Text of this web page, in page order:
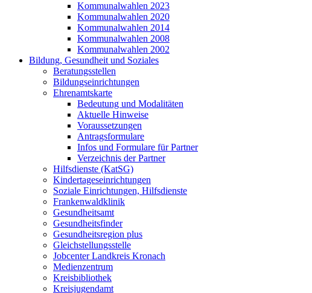
Kommunalwahlen 2023
Kommunalwahlen 2020
Kommunalwahlen 2014
Kommunalwahlen 2008
Kommunalwahlen 2002
Bildung, Gesundheit und Soziales
Beratungsstellen
Bildungseinrichtungen
Ehrenamtskarte
Bedeutung und Modalitäten
Aktuelle Hinweise
Voraussetzungen
Antragsformulare
Infos und Formulare für Partner
Verzeichnis der Partner
Hilfsdienste (KatSG)
Kindertageseinrichtungen
Soziale Einrichtungen, Hilfsdienste
Frankenwaldklinik
Gesundheitsamt
Gesundheitsfinder
Gesundheitsregion plus
Gleichstellungsstelle
Jobcenter Landkreis Kronach
Medienzentrum
Kreisbibliothek
Kreisjugendamt